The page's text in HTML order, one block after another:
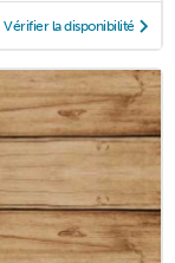
Vérifier la disponibilité